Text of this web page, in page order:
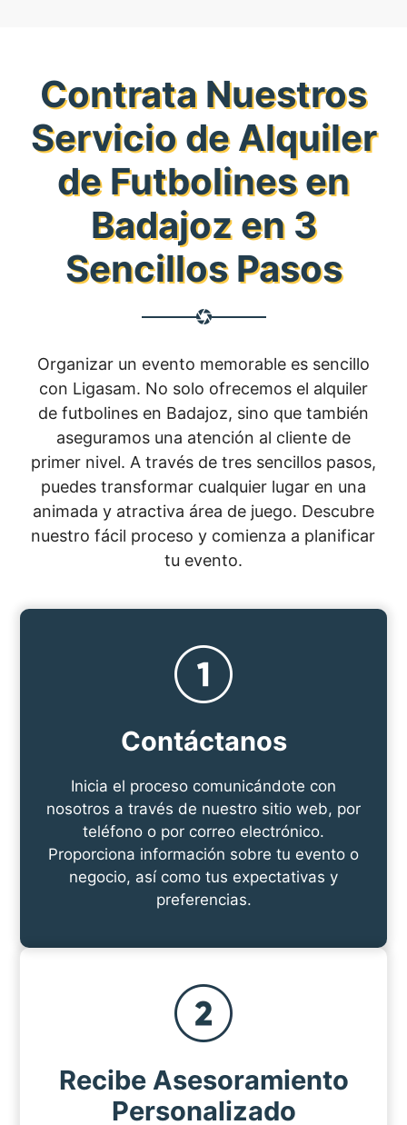
Contrata Nuestros
Servicio de Alquiler
de Futbolines en
Badajoz en 3
Sencillos Pasos
Organizar un evento memorable es sencillo
con Ligasam. No solo ofrecemos el alquiler
de futbolines en Badajoz, sino que también
aseguramos una atención al cliente de
primer nivel. A través de tres sencillos pasos,
puedes transformar cualquier lugar en una
animada y atractiva área de juego. Descubre
nuestro fácil proceso y comienza a planificar
tu evento.
Contáctanos
Inicia el proceso comunicándote con
nosotros a través de nuestro sitio web, por
teléfono o por correo electrónico.
Proporciona información sobre tu evento o
negocio, así como tus expectativas y
preferencias.
Recibe Asesoramiento
Personalizado